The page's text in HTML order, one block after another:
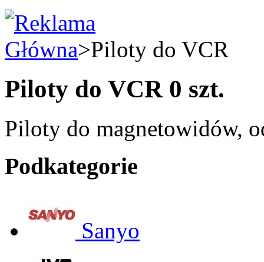
Główna>Piloty do VCR
Piloty do VCR 0 szt.
Piloty do magnetowidów,
Podkategorie
Sanyo